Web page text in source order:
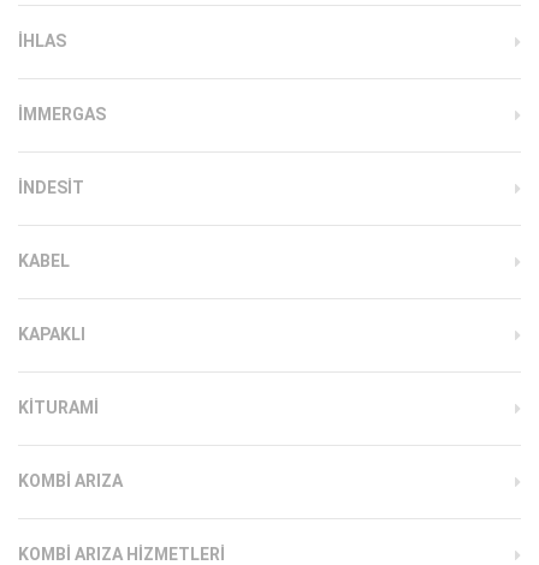
IHLAS
İMMERGAS
INDESIT
KABEL
KAPAKLI
KITURAMI
KOMBI ARIZA
KOMBI ARIZA HIZMETLERI